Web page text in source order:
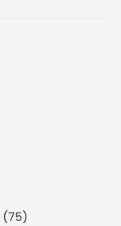
(75)